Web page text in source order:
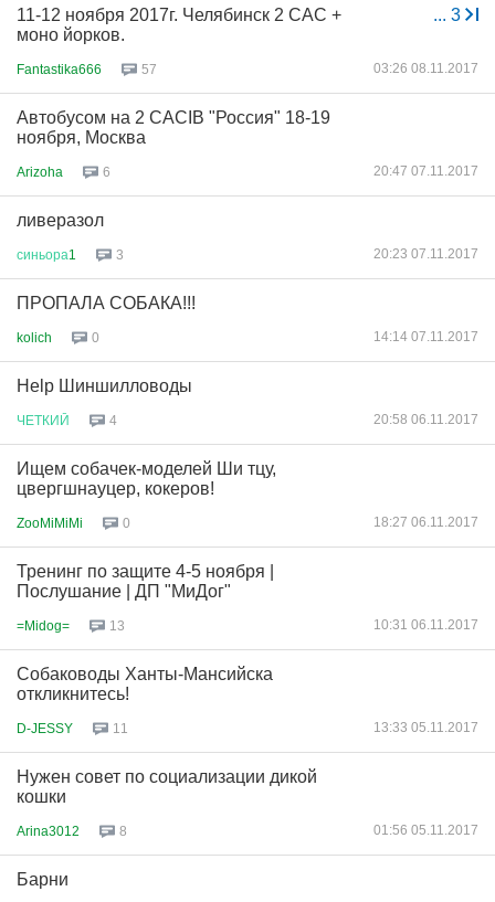
... 3
11-12 ноября 2017г. Челябинск 2 САС +
моно йорков.
Fantastika666 57 03:26 08.11.2017
Автобусом на 2 САСIB "Россия" 18-19
ноября, Москва
Arizoha 6 20:47 07.11.2017
ливеразол
синьора1 3 20:23 07.11.2017
ПРОПАЛА СОБАКА!!!
kolich 0 14:14 07.11.2017
Help Шиншилловоды
ЧЕТКИЙ 4 20:58 06.11.2017
Ищем собачек-моделей Ши тцу,
цвергшнауцер, кокеров!
ZooMiMiMi 0 18:27 06.11.2017
Тренинг по защите 4-5 ноября |
Послушание | ДП "МиДог"
=Midog= 13 10:31 06.11.2017
Собаководы Ханты-Мансийска
откликнитесь!
D-JESSY 11 13:33 05.11.2017
Нужен совет по социализации дикой
кошки
Arina3012 8 01:56 05.11.2017
Барни